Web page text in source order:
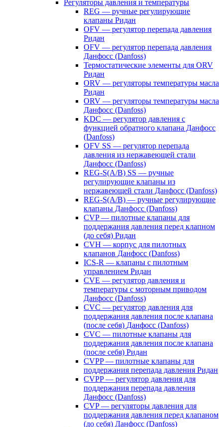
Регуляторы давления и температуры
REG — ручные регулирующие
клапаны Ридан
OFV — регулятор перепада давления
Ридан
OFV — регулятор перепада давления
Данфосс (Danfoss)
Термостатические элементы для ORV
Ридан
ORV — регуляторы температуры масла
Ридан
ORV — регуляторы температуры масла
Данфосс (Danfoss)
KDC — регулятор давления с
функцией обратного клапана Данфосс
(Danfoss)
OFV SS — регулятор перепада
давления из нержавеющей стали
Данфосс (Danfoss)
REG-S(A/B) SS — ручные
регулирующие клапаны из
нержавеющей стали Данфосс (Danfoss)
REG-S(A/B) — ручные регулирующие
клапаны Данфосс (Danfoss)
CVP — пилотные клапаны для
поддержания давления перед клапном
(до себя) Ридан
CVH — корпус для пилотных
клапанов Данфосс (Danfoss)
ICS-R — клапаны с пилотным
управлением Ридан
CVE — регулятор давления и
температуры с моторным приводом
Данфосс (Danfoss)
CVС — регулятор давления для
поддержания давления после клапана
(после себя) Данфосс (Danfoss)
CVС — пилотные клапаны для
поддержания давления после клапана
(после себя) Ридан
CVPP — пилотные клапаны для
поддержания перепада давления Ридан
CVPP — регулятор давления для
поддержания перепада давления
Данфосс (Danfoss)
CVP — регуляторы давления для
поддержания давления перед клапаном
(до себя) Данфосс (Danfoss)